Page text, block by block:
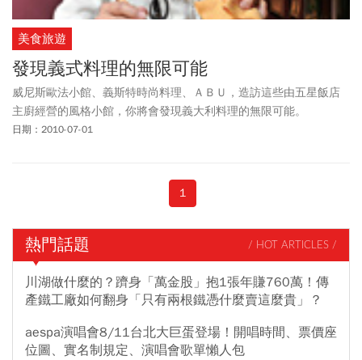
美食旅遊
發現義式料理的無限可能
威尼斯歐法小館、義斯特時尚料理、ＡＢＵ，造訪這些由五星飯店
主廚經營的風格小館，你將會發現義大利料理的無限可能。
日期：2010-07-01
1
熱門話題 / HOT ARTICLES /
川湖做什麼的？躋身「萬金股」抱1張年賺760萬！傳
產鐵工廠如何翻身「只有兩根鐵憑什麼賣這麼貴」？
aespa演唱會8/11台北大巨蛋登場！開唱時間、票價座
位圖、實名制規定、演唱會歌單懶人包